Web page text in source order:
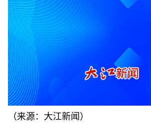
（来源：大江新闻）